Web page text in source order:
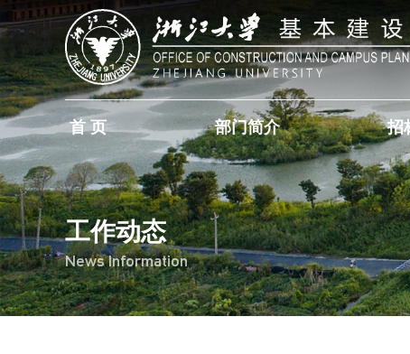
首 页 部门简介 招
工作动态
News Information